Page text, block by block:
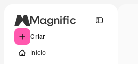
Criar
Início